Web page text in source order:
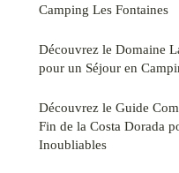
Camping Les Fontaines
Découvrez le Domaine
pour un Séjour en
Découvrez le Guide
Fin de la Costa Dorada
Inoubliables